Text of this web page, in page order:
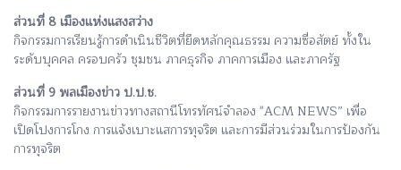
ส่วนที่ 8 เมืองแห่งแสงสว่าง
กิจกรรมการเรียนรู้การดำเนินชีวิตที่ยึดหลักคุณธรรม ความซื่อสัตย์ ทั้งใน
ระดับบุคคล ครอบครัว ชุมชน ภาคธุรกิจ ภาคการเมือง และภาครัฐ
ส่วนที่ 9 พลเมืองข่าว ป.ป.ช.
กิจกรรมการรายงานข่าวทางสถานีโทรทัศน์จำลอง "ACM NEWS” เพื่อ
เปิดโปงการโกง การแจ้งเบาะแสการทุจริต และการมีส่วนร่วมในการป้องกัน
การทุจริต